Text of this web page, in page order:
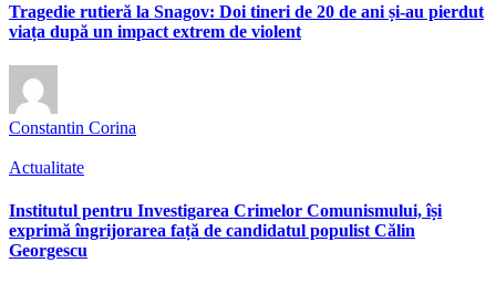
Tragedie rutieră la Snagov: Doi tineri de 20 de ani și-au pierdut
viața după un impact extrem de violent
Constantin Corina
Actualitate
Institutul pentru Investigarea Crimelor Comunismului, își
exprimă îngrijorarea față de candidatul populist Călin
Georgescu